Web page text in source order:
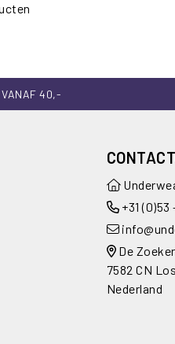
VANAF 40,-
+31 (0)53
De
7582 CN
Nederland